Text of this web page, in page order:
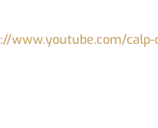
www.youtube.com/calp-